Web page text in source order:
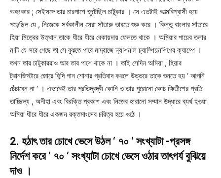
অহংকার ; সেইসঙ্গে তার চারপাশে জুটেছিল চাটুকার । সে এতটাই আত্মবিশ্বাসী হয়ে
পড়েছিল যে , নিজেকে সর্বকালীন সেরা সাঁতারু ভাবতে শুরু করে । কিন্তু বাংলার সাঁতারে
হিয়া মিত্রের উত্থান তাকে ধীরে ধীরে বেকায়দায় ফেলতে থাকে । অমিয়ার পায়ের তলার
মাটি যে সরে গেছে তা সে বুঝতে পারে মাদ্রাজে ন্যাশনাল চ্যাম্পিয়নশিপের ক্যাম্পে ।
তখন তার চাটুকাররাও আর তার পাশে থাকে না । তাই সেদিন অমিয়া , হিয়ার
ট্রানজিস্টারে জোরে হিন্দি গান শোনার প্রতিবাদ করলে উত্তরে তাকে শুনতে হয় ‘ আপনি
চেঁচাবেন না ‘ । এভাবেই তার প্রতিদ্বন্দ্বী কোনি ও তার পুরোনো কোচ ক্ষিতীশের প্রতি
তাচ্ছিল্য , অনীহা এবং বিরক্তি প্রকাশ এবং নিজের হারানো সম্মান উদ্ধারে ব্যর্থ হওয়া
অমিয়া ধীরে ধীরে একজন রক্তমাংসের চরিত্র হয়ে ওঠে ।
2. হঠাৎ তার চোখে ভেসে উঠল ‘ ৭০ ‘ সংখ্যাটা -প্রসঙ্গ
নির্দেশ করে ‘ ৭০ ‘ সংখ্যাটা চোখে ভেসে ওঠার তাৎপর্য বুঝিয়ে
দাও ।